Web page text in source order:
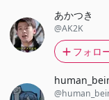
あかつき
@AK2K
フォロ